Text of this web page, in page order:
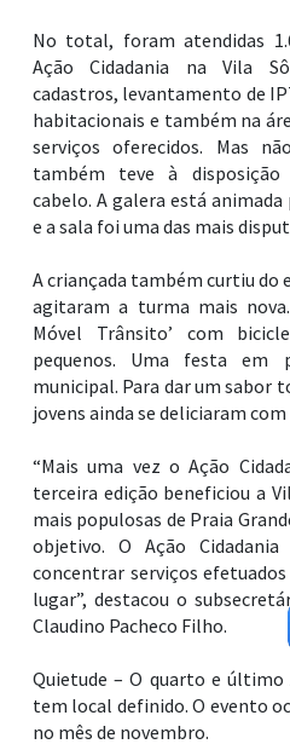
No total, foram atendidas
Ação Cidadania na Vila
cadastros, levantamento de
habitacionais e também na
serviços oferecidos. Mas
também teve à
cabelo. A galera está animada
A criançada também curtiu do
agitaram a turma mais
Móvel Trânsito’ com
pequenos. Uma festa em
municipal. Para dar um sabor
“Mais uma vez o Ação
terceira edição beneficiou a
mais populosas de Praia
objetivo. O Ação
concentrar serviços
lugar”, destacou o
Quietude – O quarto e último
tem local definido. O evento